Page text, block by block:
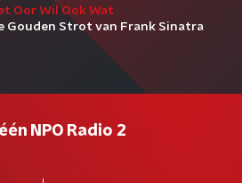
Oor Wil Ook Wat
Gouden Strot van Frank Sinatra
NPO Radio 2